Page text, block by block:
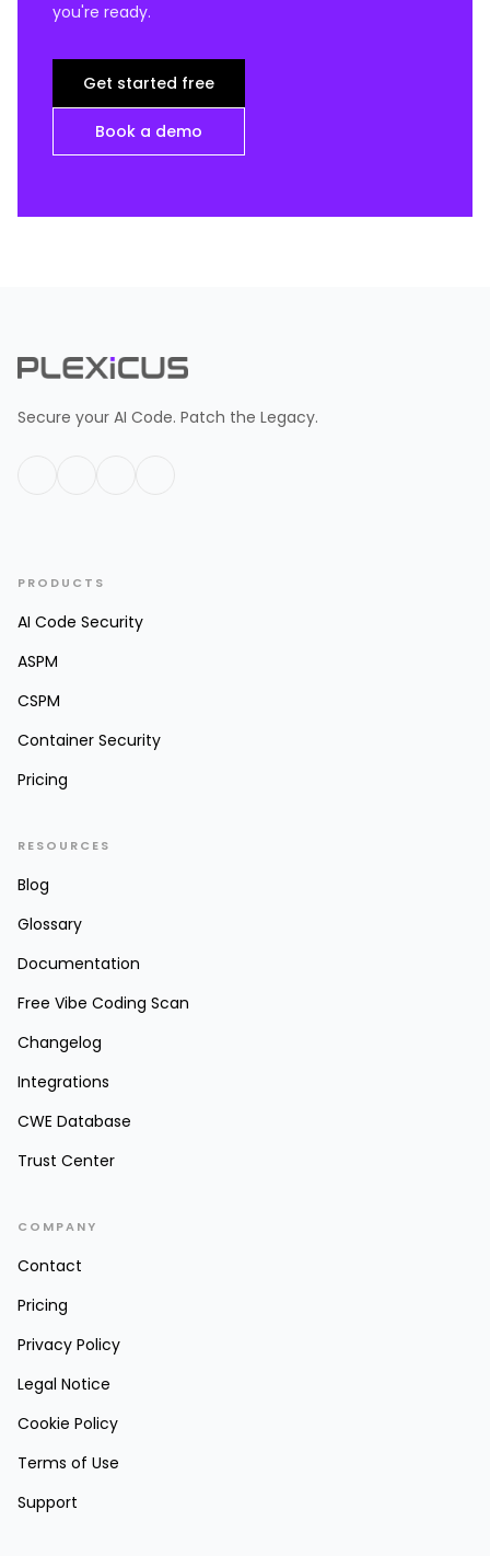
you're ready.
Get started free
Book a demo
Secure your AI Code. Patch the Legacy.
PRODUCTS
AI Code Security
ASPM
CSPM
Container Security
Pricing
RESOURCES
Blog
Glossary
Documentation
Free Vibe Coding Scan
Changelog
Integrations
CWE Database
Trust Center
COMPANY
Contact
Pricing
Privacy Policy
Legal Notice
Cookie Policy
Terms of Use
Support